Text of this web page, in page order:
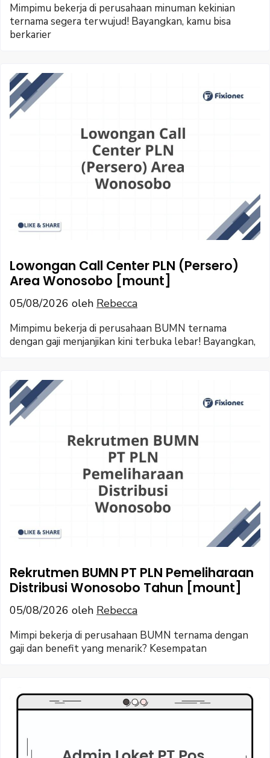
Mimpimu bekerja di perusahaan minuman kekinian
ternama segera terwujud! Bayangkan, kamu bisa
berkarier
Lowongan Call Center PLN (Persero)
Area Wonosobo [mount]
05/08/2026 oleh Rebecca
Mimpimu bekerja di perusahaan BUMN ternama
dengan gaji menjanjikan kini terbuka lebar! Bayangkan,
Rekrutmen BUMN PT PLN Pemeliharaan
Distribusi Wonosobo Tahun [mount]
05/08/2026 oleh Rebecca
Mimpi bekerja di perusahaan BUMN ternama dengan
gaji dan benefit yang menarik? Kesempatan